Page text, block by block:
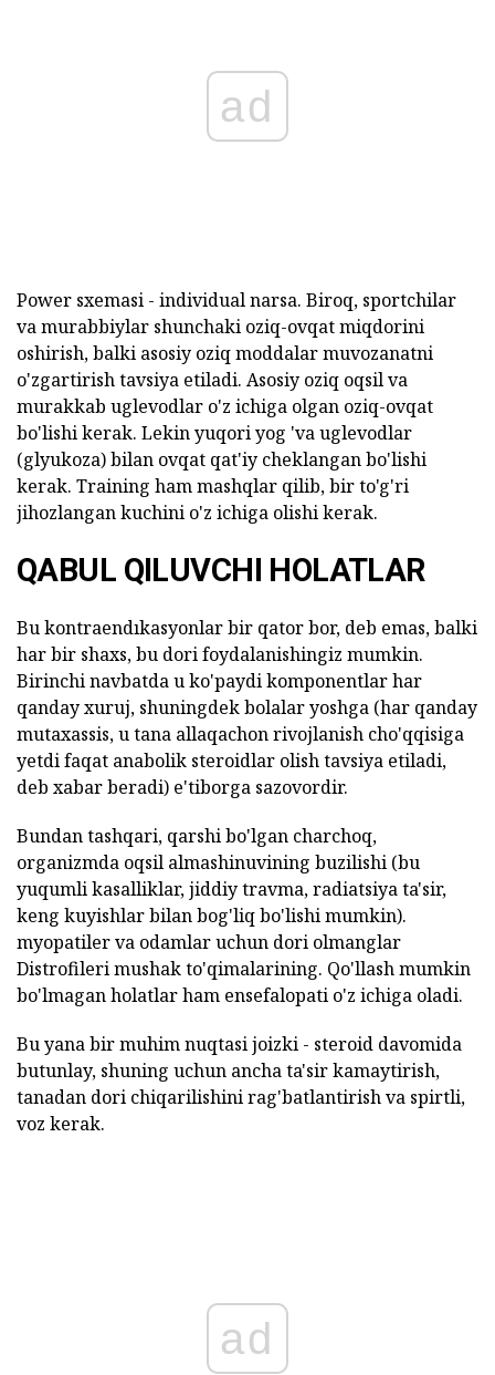
ad
Power sxemasi - individual narsa. Biroq, sportchilar
va murabbiylar shunchaki oziq-ovqat miqdorini
oshirish, balki asosiy oziq moddalar muvozanatni
o'zgartirish tavsiya etiladi. Asosiy oziq oqsil va
murakkab uglevodlar o'z ichiga olgan oziq-ovqat
bo'lishi kerak. Lekin yuqori yog 'va uglevodlar
(glyukoza) bilan ovqat qat'iy cheklangan bo'lishi
kerak. Training ham mashqlar qilib, bir to'g'ri
jihozlangan kuchini o'z ichiga olishi kerak.
QABUL QILUVCHI HOLATLAR
Bu kontraendıkasyonlar bir qator bor, deb emas, balki
har bir shaxs, bu dori foydalanishingiz mumkin.
Birinchi navbatda u ko'paydi komponentlar har
qanday xuruj, shuningdek bolalar yoshga (har qanday
mutaxassis, u tana allaqachon rivojlanish cho'qqisiga
yetdi faqat anabolik steroidlar olish tavsiya etiladi,
deb xabar beradi) e'tiborga sazovordir.
Bundan tashqari, qarshi bo'lgan charchoq,
organizmda oqsil almashinuvining buzilishi (bu
yuqumli kasalliklar, jiddiy travma, radiatsiya ta'sir,
keng kuyishlar bilan bog'liq bo'lishi mumkin).
myopatiler va odamlar uchun dori olmanglar
Distrofileri mushak to'qimalarining. Qo'llash mumkin
bo'lmagan holatlar ham ensefalopati o'z ichiga oladi.
Bu yana bir muhim nuqtasi joizki - steroid davomida
butunlay, shuning uchun ancha ta'sir kamaytirish,
tanadan dori chiqarilishini rag'batlantirish va spirtli,
voz kerak.
ad